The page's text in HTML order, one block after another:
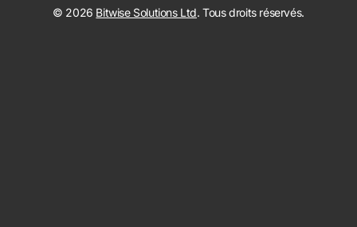
© 2026 Bitwise Solutions Ltd. Tous droits réservés.